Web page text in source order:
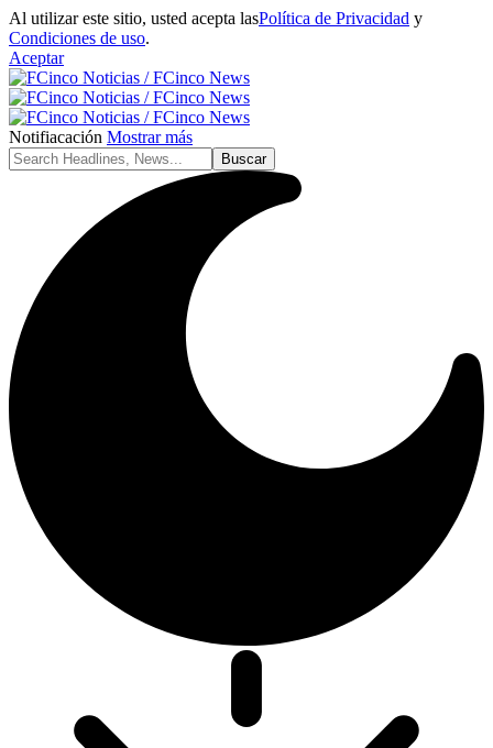
Al utilizar este sitio, usted acepta lasPolítica de Privacidad y
Condiciones de uso.
Aceptar
Notifiacación Mostrar más